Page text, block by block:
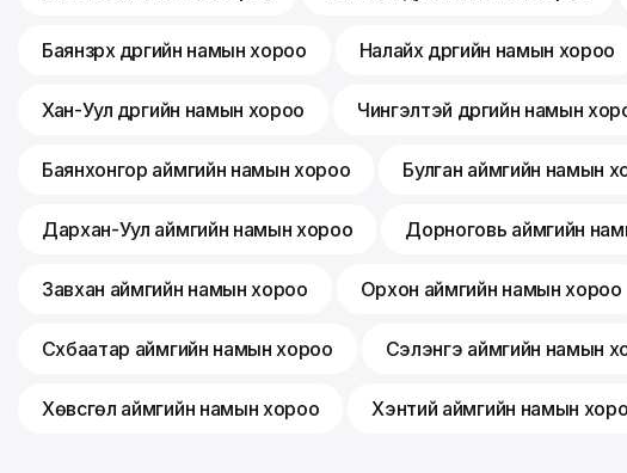
Баянзүрх дүүргийн намын хороо Налайх дүүргийн намын хороо
Хан-Уул дүүргийн намын хороо Чингэлтэй дүүргийн намын
Баянхонгор аймгийн намын хороо Булган аймгийн намын
Дархан-Уул аймгийн намын хороо Дорноговь аймгийн
Завхан аймгийн намын хороо Орхон аймгийн намын хороо
Сүхбаатар аймгийн намын хороо Сэлэнгэ аймгийн намын
Хөвсгөл аймгийн намын хороо Хэнтий аймгийн намын